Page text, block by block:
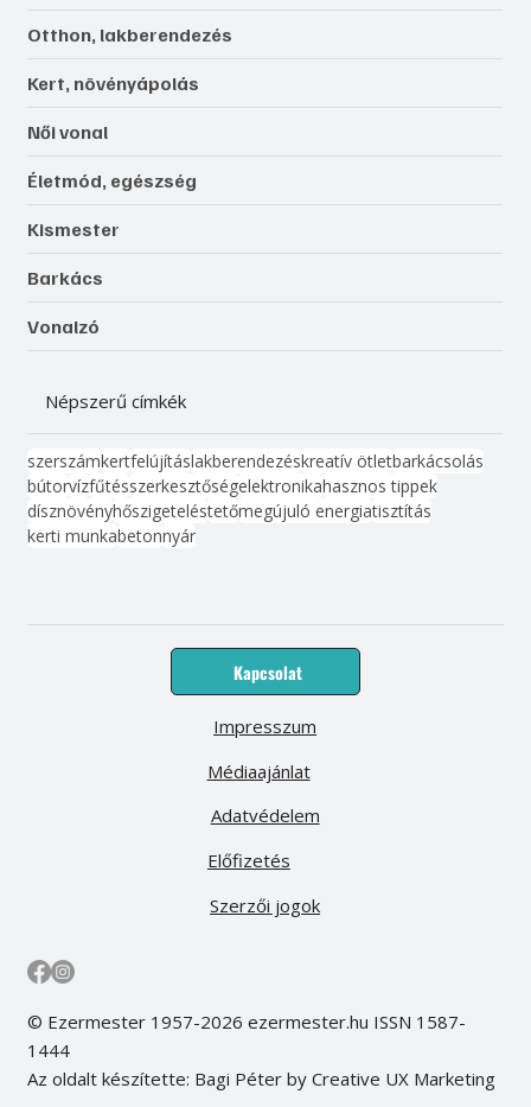
Otthon, lakberendezés
Kert, növényápolás
Női vonal
Életmód, egészség
Kismester
Barkács
Vonalzó
Népszerű címkék
szerszámkertfelújításlakberendezéskreatív ötletbarkácsolás
bútorvízfűtésszerkesztőségelektronikahasznos tippek
dísznövényhőszigeteléstetőmegújuló energiatisztítás
kerti munkabetonnyár
Kapcsolat
Médiaajánlat
Előfizetés
Impresszum
Adatvédelem
Szerzői jogok
© Ezermester 1957-2026 ezermester.hu ISSN 1587-
1444
Az oldalt készítette: Bagi Péter by Creative UX Marketing